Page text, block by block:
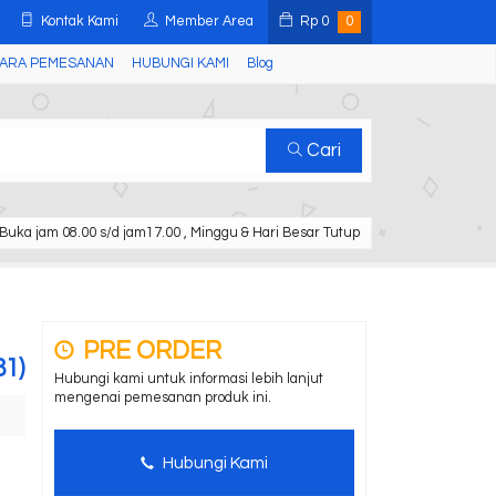
Kontak Kami Member Area Rp 0 0
PEMESANAN HUBUNGI KAMI Blog
Cari
Buka jam 08.00 s/d jam17.00 , Minggu & Hari Besar Tutup
PRE ORDER
Hubungi kami untuk informasi lebih lanjut
mengenai pemesanan produk ini.
Hubungi Kami